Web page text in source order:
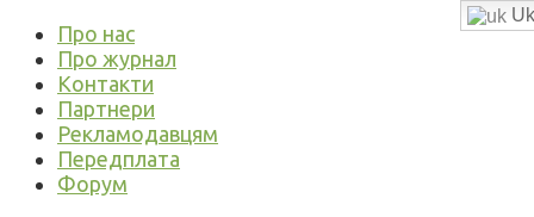
Про нас
Про журнал
Контакти
Партнери
Рекламодавцям
Передплата
Форум